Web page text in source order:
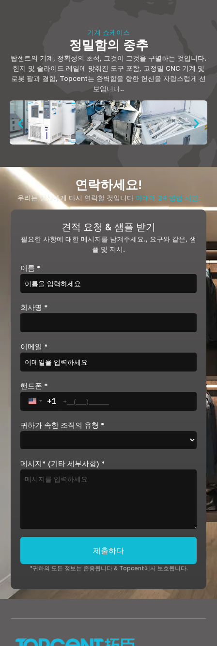
기계 쇼케이스
정밀함의 중추
탑센트의 기계, 정확성의 초석, 그것이 그것을 구별하는 것입니다.
힌지 및 슬라이드 레일에 맞춰진 도구 포함, 고정밀 CNC 기계 및
로봇 팔과 결합, Topcent는 완벽함을 향한 헌신을 자랑스럽게 선
보입니다..
연락하세요!
우리는 당신에게 다시 연락할 것입니다 아래에 24 영업 시간.
견적 요청 & 샘플 받기
필요한 사항에 대한 메시지를 남겨주세요., 요구와 같은, 샘
플 및 지시.
이름 *
회사명 *
이메일 *
핸드폰 *
United States +1
+1
귀하가 속한 조직의 유형 *
메시지* (기타 세부사항) *
제출하다
*귀하의 모든 정보는 존중됩니다 & Topcent에서 보호됩니다.